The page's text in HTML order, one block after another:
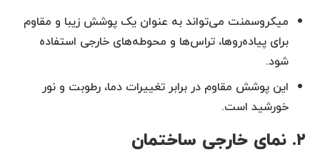
میکروسمنت می‌تواند به عنوان یک پوشش زیبا و مقاوم
برای پیاده‌روها، تراس‌ها و محوطه‌های خارجی استفاده
شود.
این پوشش مقاوم در برابر تغییرات دما، رطوبت و نور
خورشید است.
۲. نمای خارجی ساختمان